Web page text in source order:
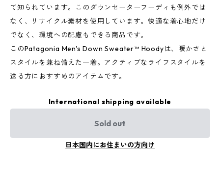
て知られています。このダウンセーターフーディも例外では
なく、リサイクル素材を使用しています。快適な着心地だけ
でなく、環境への配慮もできる商品です。
このPatagonia Men's Down Sweater™ Hoodyは、暖かさと
スタイルを兼ね備えた一着。アクティブなライフスタイルを
送る方におすすめのアイテムです。
International shipping available
Sold out
日本国内にお住まいの方向け